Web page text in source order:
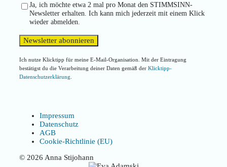
Ja, ich möchte etwa 2 mal pro Monat den STIMMSINN-
Newsletter erhalten. Ich kann mich jederzeit mit einem Klick
wieder abmelden.
Ich nutze Klicktipp für meine E-Mail-Organisation. Mit der Eintragung
bestätigst du die Verarbeitung deiner Daten gemäß der Klicktipp-
Datenschutzerklärung
Impressum
Datenschutz
AGB
Cookie-Richtlinie (EU)
© 2026 Anna Stijohann